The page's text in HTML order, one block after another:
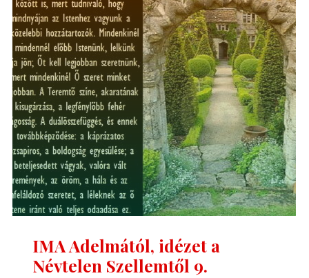
Névtelen
Szellemtől
10."
IMA Adelmától, idézet a
Névtelen Szellemtől 9.